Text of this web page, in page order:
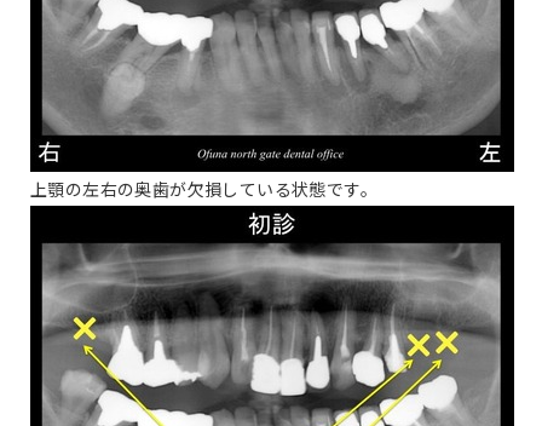
上顎の左右の奥歯が欠損している状態です。